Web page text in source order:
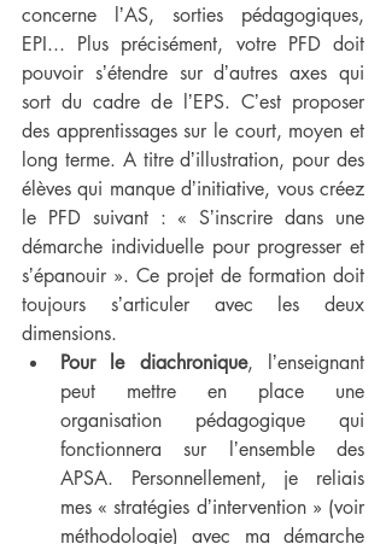
concerne lʼAS, sorties pédagogiques,
EPI... Plus précisément, votre PFD doit
pouvoir sʼétendre sur dʼautres axes qui
sort du cadre de lʼEPS. Cʼest proposer
des apprentissages sur le court, moyen et
long terme. A titre dʼillustration, pour des
élèves qui manque dʼinitiative, vous créez
le PFD suivant : « Sʼinscrire dans une
démarche individuelle pour progresser et
sʼépanouir ». Ce projet de formation doit
toujours sʼarticuler avec les deux
dimensions.
Pour le diachronique, lʼenseignant
peut mettre en place une
organisation pédagogique qui
fonctionnera sur lʼensemble des
APSA. Personnellement, je reliais
mes « stratégies dʼintervention » (voir
méthodologie) avec ma démarche